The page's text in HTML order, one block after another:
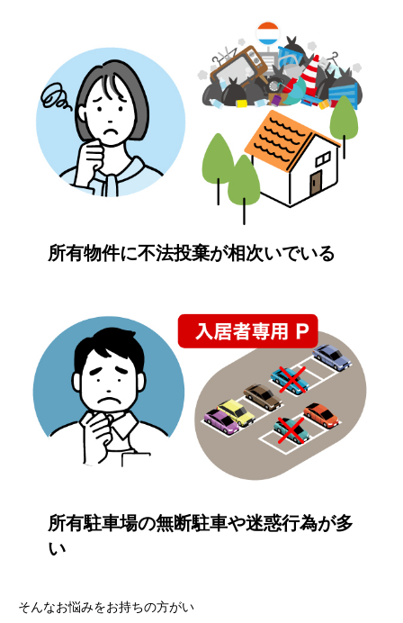
所有物件に不法投棄が相次いでいる
所有駐車場の無断駐車や迷惑行為が多
い
そんなお悩みをお持ちの方がい